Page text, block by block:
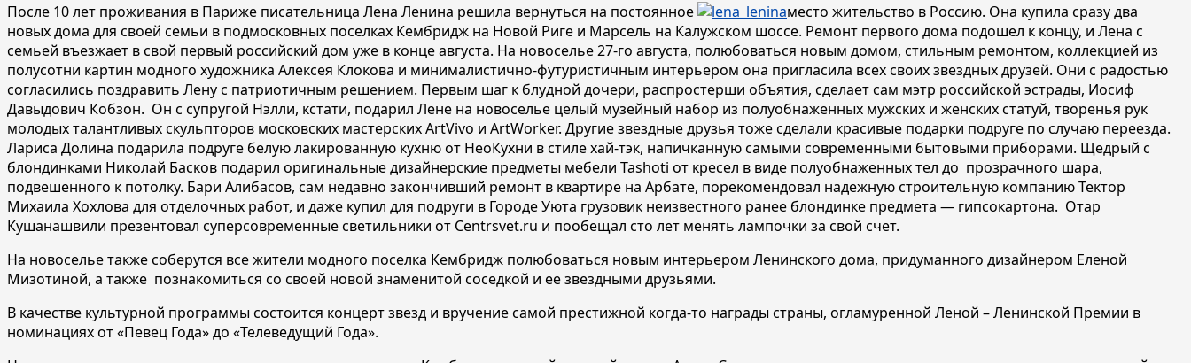
После 10 лет проживания в Париже писательница Лена Ленина решила вернуться на постоянное
место жительство в Россию. Она купила сразу два
новых дома для своей семьи в подмосковных поселках Кембридж на Новой Риге и Марсель на Калужском шоссе. Ремонт первого дома подошел к концу, и Лена с
семьей въезжает в свой первый российский дом уже в конце августа. На новоселье 27-го августа, полюбоваться новым домом, стильным ремонтом, коллекцией из
полусотни картин модного художника Алексея Клокова и минималистично-футуристичным интерьером она пригласила всех своих звездных друзей. Они с радостью
согласились поздравить Лену с патриотичным решением. Первым шаг к блудной дочери, распростерши объятия, сделает сам мэтр российской эстрады, Иосиф
Давыдович Кобзон. Он с супругой Нэлли, кстати, подарил Лене на новоселье целый музейный набор из полуобнаженных мужских и женских статуй, творенья рук
молодых талантливых скульпторов московских мастерских ArtVivo и ArtWorker. Другие звездные друзья тоже сделали красивые подарки подруге по случаю переезда.
Лариса Долина подарила подруге белую лакированную кухню от НеоКухни в стиле хай-тэк, напичканную самыми современными бытовыми приборами. Щедрый с
блондинками Николай Басков подарил оригинальные дизайнерские предметы мебели Tashoti от кресел в виде полуобнаженных тел до прозрачного шара,
подвешенного к потолку. Бари Алибасов, сам недавно закончивший ремонт в квартире на Арбате, порекомендовал надежную строительную компанию Тектор
Михаила Хохлова для отделочных работ, и даже купил для подруги в Городе Уюта грузовик неизвестного ранее блондинке предмета — гипсокартона. Отар
Кушанашвили презентовал суперсовременные светильники от Centrsvet.ru и пообещал сто лет менять лампочки за свой счет.
На новоселье также соберутся все жители модного поселка Кембридж полюбоваться новым интерьером Ленинского дома, придуманного дизайнером Еленой
Мизотиной, а также познакомиться со своей новой знаменитой соседкой и ее звездными друзьями.
В качестве культурной программы состоится концерт звезд и вручение самой престижной когда-то награды страны, огламуренной Леной – Ленинской Премии в
номинациях от «Певец Года» до «Телеведущий Года».